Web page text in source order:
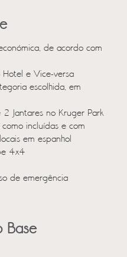
de acordo com
e Vice-versa
escolhida, em
Jantares no Kruger Park
incluídas e com
em espanhol
4x4
de emergência
Base